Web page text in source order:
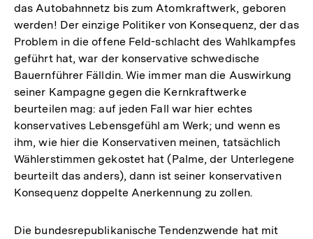
das Autobahnnetz bis zum Atomkraftwerk, geboren
werden! Der einzige Politiker von Konsequenz, der das
Problem in die offene Feld-schlacht des Wahlkampfes
geführt hat, war der konservative schwedische
Bauernführer Fälldin. Wie immer man die Auswirkung
seiner Kampagne gegen die Kernkraftwerke
beurteilen mag: auf jeden Fall war hier echtes
konservatives Lebensgefühl am Werk; und wenn es
ihm, wie hier die Konservativen meinen, tatsächlich
Wählerstimmen gekostet hat (Palme, der Unterlegene
beurteilt das anders), dann ist seiner konservativen
Konsequenz doppelte Anerkennung zu zollen.
Die bundesrepublikanische Tendenzwende hat mit